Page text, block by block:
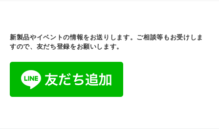
新製品やイベントの情報をお送りします。ご相談等もお受けしま
すので、友だち登録をお願いします。